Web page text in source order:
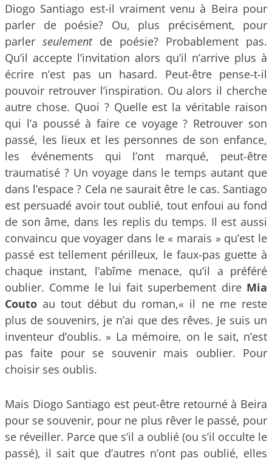
Diogo Santiago est-il vraiment venu à Beira pour
parler de poésie? Ou, plus précisément, pour
parler seulement de poésie? Probablement pas.
Qu’il accepte l’invitation alors qu’il n’arrive plus à
écrire n’est pas un hasard. Peut-être pense-t-il
pouvoir retrouver l’inspiration. Ou alors il cherche
autre chose. Quoi ? Quelle est la véritable raison
qui l’a poussé à faire ce voyage ? Retrouver son
passé, les lieux et les personnes de son enfance,
les événements qui l’ont marqué, peut-être
traumatisé ? Un voyage dans le temps autant que
dans l’espace ? Cela ne saurait être le cas. Santiago
est persuadé avoir tout oublié, tout enfoui au fond
de son âme, dans les replis du temps. Il est aussi
convaincu que voyager dans le « marais » qu’est le
passé est tellement périlleux, le faux-pas guette à
chaque instant, l’abîme menace, qu’il a préféré
oublier. Comme le lui fait superbement dire Mia
Couto au tout début du roman,« il ne me reste
plus de souvenirs, je n’ai que des rêves. Je suis un
inventeur d’oublis. » La mémoire, on le sait, n’est
pas faite pour se souvenir mais oublier. Pour
choisir ses oublis.
Mais Diogo Santiago est peut-être retourné à Beira
pour se souvenir, pour ne plus rêver le passé, pour
se réveiller. Parce que s’il a oublié (ou s’il occulte le
passé), il sait que d’autres n’ont pas oublié, elles